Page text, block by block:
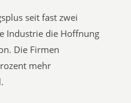
seit fast zwei
Industrie die Hoffnung
Die Firmen
mehr